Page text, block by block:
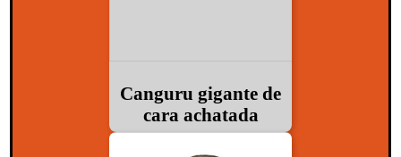
Canguru gigante de
cara achatada